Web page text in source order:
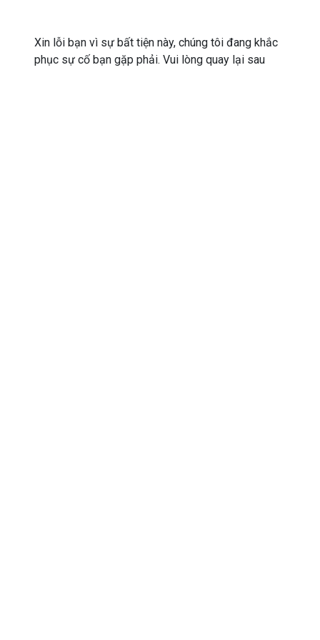
Xin lỗi bạn vì sự bất tiện này, chúng tôi đang khắc
phục sự cố bạn gặp phải. Vui lòng quay lại sau